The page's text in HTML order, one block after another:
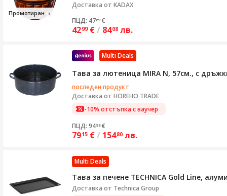
Промотиран
Доставка от KADAX
ПЦД: 4769 €
4299 €/ 8408 лв.
Multi Deals
Тава за лютеница MIRA N, 57см., с
последен продукт
Доставка от HOREHO TRADE
-10% отстъпка с ваучер
ПЦД: 9498 €
7915 €/ 15480 лв.
Multi Deals
Тава за печене TECHNICA Gold Line,
Доставка от Technica Group